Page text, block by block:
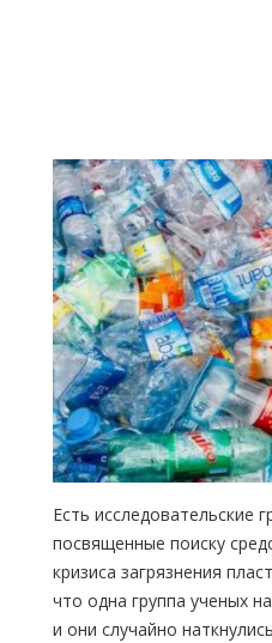
Есть исследовательские
посвященные поиску
кризиса загрязнения
что одна группа ученых
и они случайно